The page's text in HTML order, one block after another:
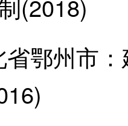
(2018)
州市：